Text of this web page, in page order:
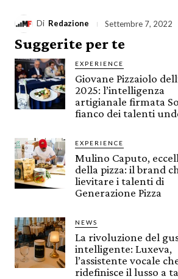
Di Redazione Settembre 7, 2022
Suggerite per te
EXPERIENCE
Giovane Pizzaiolo
2025: l’intelligenza
artigianale firmata
fianco dei talenti
EXPERIENCE
Mulino Caputo,
della pizza: il brand
lievitare i talenti di
Generazione Pizza
NEWS
La rivoluzione del
intelligente: Luxeva,
l’assistente vocale
ridefinisce il lusso a